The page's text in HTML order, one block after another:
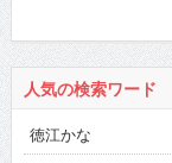
人気の検索ワード
徳江かな